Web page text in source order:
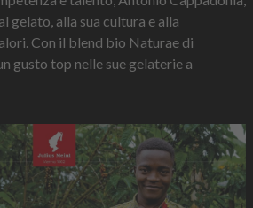
gelato, alla sua cultura e alla
Con il blend bio Naturae di
gusto top nelle sue gelaterie a